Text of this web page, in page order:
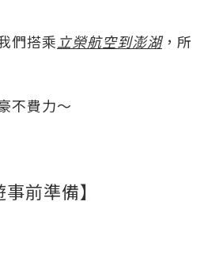
們搭乘 立榮航空到澎湖，所
不費力～
前準備】